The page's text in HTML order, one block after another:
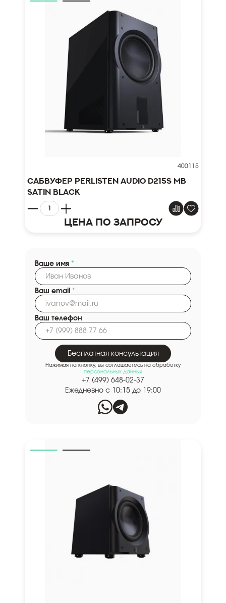
400115
Сабвуфер Perlisten Audio D215s MB
Satin Black
Цена по запросу
Ваше имя *
Ваш email *
Ваш телефон
Бесплатная консультация
Нажимая на кнопку, вы соглашаетесь на обработку
персональных данных
+7 (499) 648-02-37
Ежедневно с 10:15 до 19:00